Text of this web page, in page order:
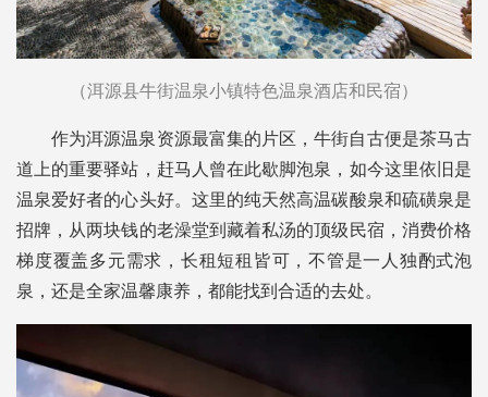
（洱源县牛街温泉小镇特色温泉酒店和民宿）
作为洱源温泉资源最富集的片区，牛街自古便是茶马古
道上的重要驿站，赶马人曾在此歇脚泡泉，如今这里依旧是
温泉爱好者的心头好。这里的纯天然高温碳酸泉和硫磺泉是
招牌，从两块钱的老澡堂到藏着私汤的顶级民宿，消费价格
梯度覆盖多元需求，长租短租皆可，不管是一人独酌式泡
泉，还是全家温馨康养，都能找到合适的去处。